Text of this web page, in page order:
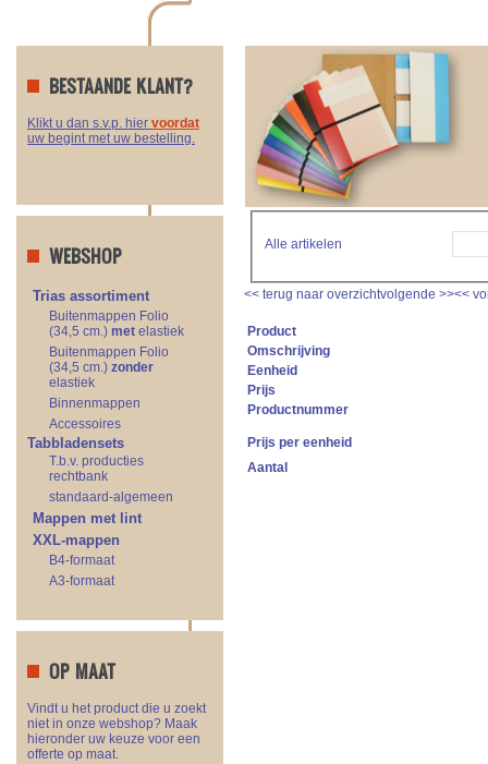
BESTAANDE KLANT?
Klikt u dan s.v.p. hier voordat
uw begint met uw bestelling.
WEBSHOP
Trias assortiment
Buitenmappen Folio
(34,5 cm.) met elastiek
Buitenmappen Folio
(34,5 cm.) zonder
elastiek
Binnenmappen
Accessoires
Tabbladensets
T.b.v. producties
rechtbank
standaard-algemeen
Mappen met lint
XXL-mappen
B4-formaat
A3-formaat
OP MAAT
Vindt u het product die u zoekt
niet in onze webshop? Maak
hieronder uw keuze voor een
offerte op maat.
Alle artikelen
<<terug naar overzichtvolgende >><<
Product
Omschrijving
Eenheid
Prijs
Productnummer
Prijs per eenheid
Aantal